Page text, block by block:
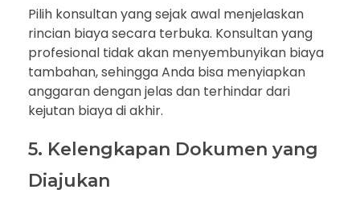
Pilih konsultan yang sejak awal menjelaskan
rincian biaya secara terbuka. Konsultan yang
profesional tidak akan menyembunyikan biaya
tambahan, sehingga Anda bisa menyiapkan
anggaran dengan jelas dan terhindar dari
kejutan biaya di akhir.
5. Kelengkapan Dokumen yang
Diajukan